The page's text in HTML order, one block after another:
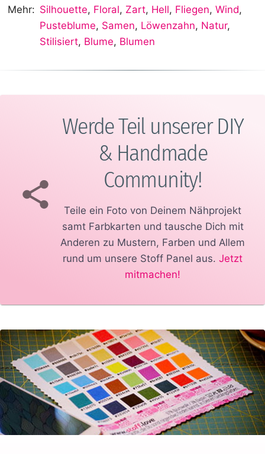
Mehr: Silhouette, Floral, Zart, Hell, Fliegen,Wind,
Pusteblume, Samen, Löwenzahn, Natur,
Stilisiert, Blume, Blumen
Werde Teil unserer DIY
& Handmade
Community!
Teile ein Foto von Deinem Nähprojekt
samt Farbkarten und tausche Dich mit
Anderen zu Mustern, Farben und Allem
rund um unsere Stoff Panel aus. Jetzt
mitmachen!